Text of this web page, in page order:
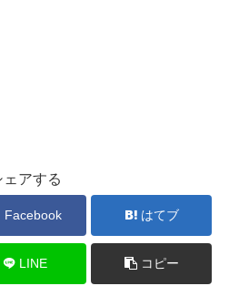
ェアする
Facebook はてブ
LINE コピー